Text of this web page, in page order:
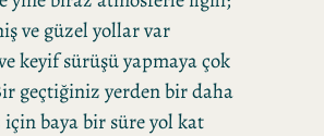
ve güzel yollar var
keyif sürüşü yapmaya çok
geçtiğiniz yerden bir daha
için baya bir süre yol kat